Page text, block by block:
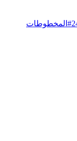
# المخطوطات